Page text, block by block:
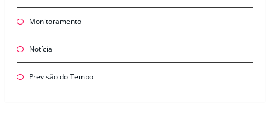
Monitoramento
Notícia
Previsão do Tempo